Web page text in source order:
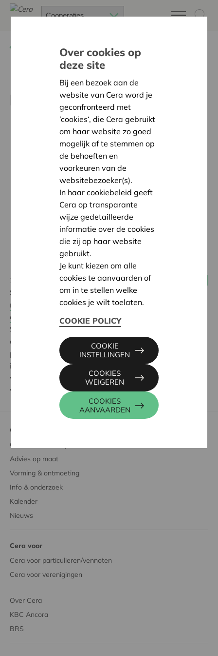
Nieuws
Hoeveel eigenaarschap
kunnen professionals aan?
23 juli 2019 Werkerscoöperaties
Schoongewoon is een uniek schoonmaakbedrijf:
medewerkers zijn georganiseerd in lokale coöperaties
en iedereen is volledig eigenaar van de onderneming
Schoongewoon kiest een andere koers in een zeer
agressieve concurrerende branche waar de
professionals in de uitvoering meestal weinig tot niets
in te brengen hebben. Hoe werkt dat? Een bijzonder
verhaal over een grensverleggende casus met een
vijftal lessen uit de praktijk.
Cera voor coöperaties
Over Cera en coöperaties
Advies op maat
Vorming & ontmoeting
Info & onderzoek
Kalender
Nieuws
Cera voor
Cera voor particulieren/vennoten
Cera voor verenigingen
Over Cera
KBC Ancora
BRS
Over cookies op
deze site
Bij een bezoek aan de
website van Cera word je
geconfronteerd met
’cookies‘, die Cera gebruikt
om haar website zo goed
mogelijk af te stemmen op
de behoeften en
voorkeuren van de
websitebezoeker(s).
In haar cookiebeleid geeft
Cera op transparante
wijze gedetailleerde
informatie over de cookies
die zij op haar website
gebruikt.
Je kunt kiezen om alle
cookies te aanvaarden of
om in te stellen welke
cookies je wilt toelaten.
COOKIE POLICY
COOKIES
AANVAARDEN
COOKIES
WEIGEREN
COOKIE
INSTELLINGEN